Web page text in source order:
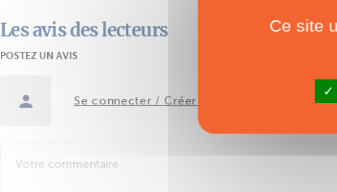
Les avis des lecteurs
POSTEZ UN AVIS
Se connecter / Créer un compte
Ce site